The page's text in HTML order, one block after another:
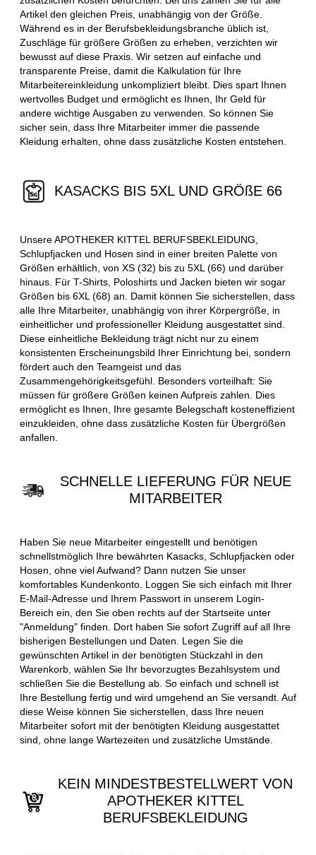
Artikel den gleichen Preis, unabhängig von der Größe.
Während es in der Berufsbekleidungsbranche üblich ist,
Zuschläge für größere Größen zu erheben, verzichten wir
bewusst auf diese Praxis. Wir setzen auf einfache und
transparente Preise, damit die Kalkulation für Ihre
Mitarbeitereinkleidung unkompliziert bleibt. Dies spart Ihnen
wertvolles Budget und ermöglicht es Ihnen, Ihr Geld für
andere wichtige Ausgaben zu verwenden. So können Sie
sicher sein, dass Ihre Mitarbeiter immer die passende
Kleidung erhalten, ohne dass zusätzliche Kosten entstehen.
KASACKS BIS 5XL UND GRÖßE 66
Unsere APOTHEKER KITTEL BERUFSBEKLEIDUNG,
Schlupfjacken und Hosen sind in einer breiten Palette von
Größen erhältlich, von XS (32) bis zu 5XL (66) und darüber
hinaus. Für T-Shirts, Poloshirts und Jacken bieten wir sogar
Größen bis 6XL (68) an. Damit können Sie sicherstellen, dass
alle Ihre Mitarbeiter, unabhängig von ihrer Körpergröße, in
einheitlicher und professioneller Kleidung ausgestattet sind.
Diese einheitliche Bekleidung trägt nicht nur zu einem
konsistenten Erscheinungsbild Ihrer Einrichtung bei, sondern
fördert auch den Teamgeist und das
Zusammengehörigkeitsgefühl. Besonders vorteilhaft: Sie
müssen für größere Größen keinen Aufpreis zahlen. Dies
ermöglicht es Ihnen, Ihre gesamte Belegschaft kosteneffizient
einzukleiden, ohne dass zusätzliche Kosten für Übergrößen
anfallen.
SCHNELLE LIEFERUNG FÜR NEUE
MITARBEITER
Haben Sie neue Mitarbeiter eingestellt und benötigen
schnellstmöglich Ihre bewährten Kasacks, Schlupfjacken oder
Hosen, ohne viel Aufwand? Dann nutzen Sie unser
komfortables Kundenkonto. Loggen Sie sich einfach mit Ihrer
E-Mail-Adresse und Ihrem Passwort in unserem Login-
Bereich ein, den Sie oben rechts auf der Startseite unter
"Anmeldung" finden. Dort haben Sie sofort Zugriff auf all Ihre
bisherigen Bestellungen und Daten. Legen Sie die
gewünschten Artikel in der benötigten Stückzahl in den
Warenkorb, wählen Sie Ihr bevorzugtes Bezahlsystem und
schließen Sie die Bestellung ab. So einfach und schnell ist
Ihre Bestellung fertig und wird umgehend an Sie versandt. Auf
diese Weise können Sie sicherstellen, dass Ihre neuen
Mitarbeiter sofort mit der benötigten Kleidung ausgestattet
sind, ohne lange Wartezeiten und zusätzliche Umstände.
KEIN MINDESTBESTELLWERT VON
APOTHEKER KITTEL
BERUFSBEKLEIDUNG